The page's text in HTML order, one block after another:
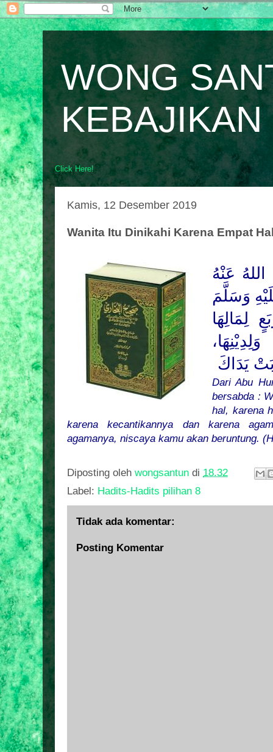
WONG
KEBAJIKAN
Click Here!
Kamis, 12 Desember 2019
Wanita Itu Dinikahi Karena Empat
عَنْهُ
وَسَلَّمَ
لِمَالِهَا
يَدَاكَ
Dari Abu
bersabda :
hal, karena
karena kecantikannya dan karena
agamanya, niscaya kamu akan beruntung.
Diposting oleh wongsantun di 18.32
Label: Hadits-Hadits pilihan 8
Tidak ada komentar:
Posting Komentar